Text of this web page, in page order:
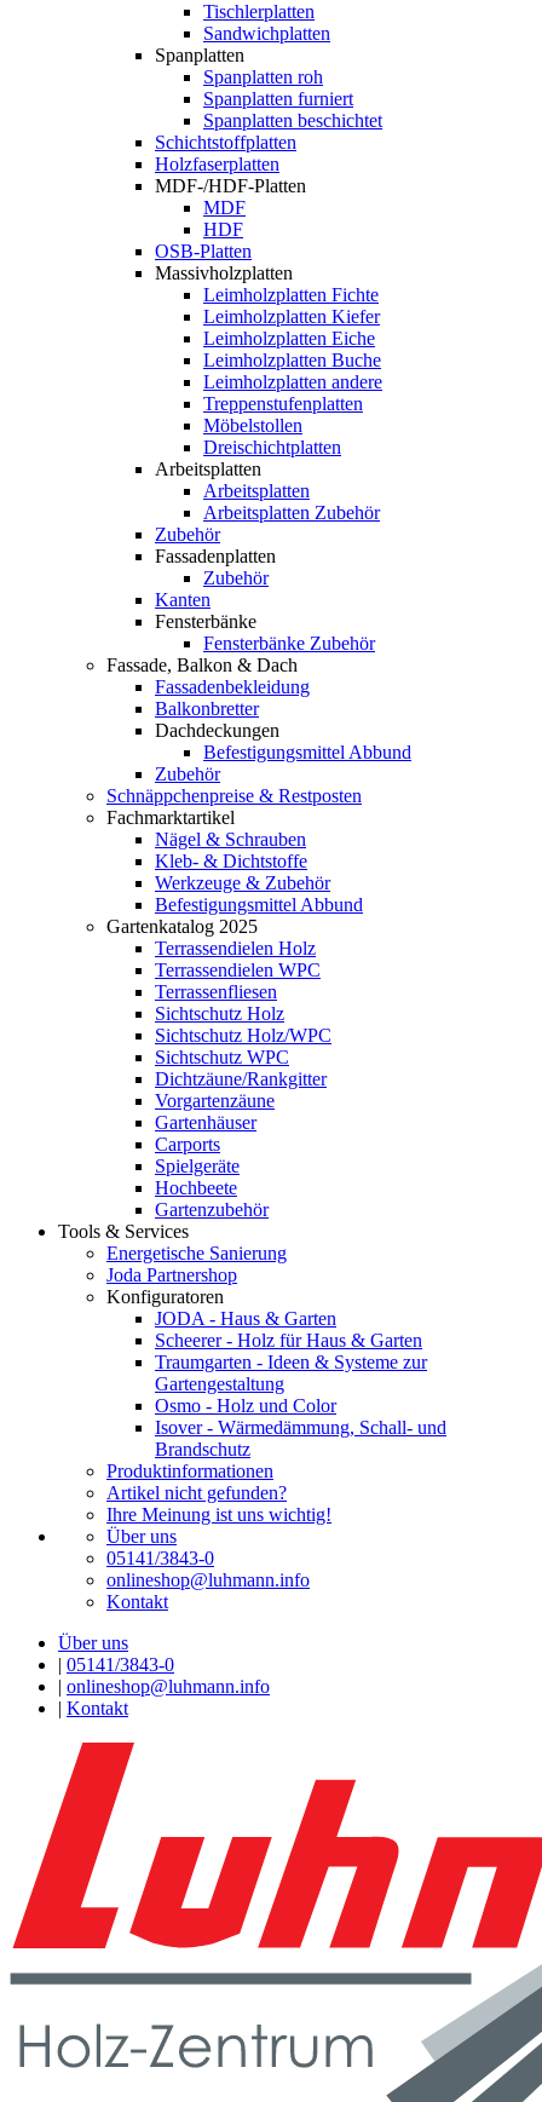
Tischlerplatten
Sandwichplatten
Spanplatten
Spanplatten roh
Spanplatten furniert
Spanplatten beschichtet
Schichtstoffplatten
Holzfaserplatten
MDF-/HDF-Platten
MDF
HDF
OSB-Platten
Massivholzplatten
Leimholzplatten Fichte
Leimholzplatten Kiefer
Leimholzplatten Eiche
Leimholzplatten Buche
Leimholzplatten andere
Treppenstufenplatten
Möbelstollen
Dreischichtplatten
Arbeitsplatten
Arbeitsplatten
Arbeitsplatten Zubehör
Zubehör
Fassadenplatten
Zubehör
Kanten
Fensterbänke
Fensterbänke Zubehör
Fassade, Balkon & Dach
Fassadenbekleidung
Balkonbretter
Dachdeckungen
Befestigungsmittel Abbund
Zubehör
Schnäppchenpreise & Restposten
Fachmarktartikel
Nägel & Schrauben
Kleb- & Dichtstoffe
Werkzeuge & Zubehör
Befestigungsmittel Abbund
Gartenkatalog 2025
Terrassendielen Holz
Terrassendielen WPC
Terrassenfliesen
Sichtschutz Holz
Sichtschutz Holz/WPC
Sichtschutz WPC
Dichtzäune/Rankgitter
Vorgartenzäune
Gartenhäuser
Carports
Spielgeräte
Hochbeete
Gartenzubehör
Tools & Services
Energetische Sanierung
Joda Partnershop
Konfiguratoren
JODA - Haus & Garten
Scheerer - Holz für Haus & Garten
Traumgarten - Ideen & Systeme zur
Gartengestaltung
Osmo - Holz und Color
Isover - Wärmedämmung, Schall- und
Brandschutz
Produktinformationen
Artikel nicht gefunden?
Ihre Meinung ist uns wichtig!
Über uns
05141/3843-0
onlineshop@luhmann.info
Kontakt
Über uns
| 05141/3843-0
| onlineshop@luhmann.info
| Kontakt